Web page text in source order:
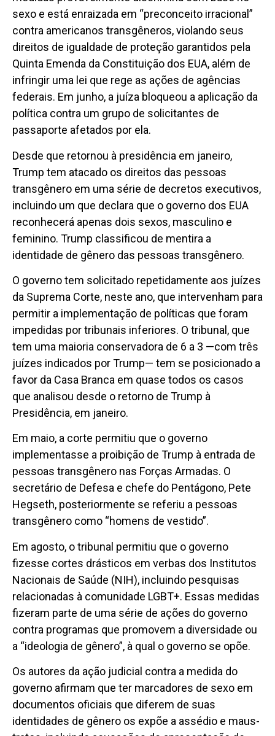
sexo e está enraizada em “preconceito irracional”
contra americanos transgêneros, violando seus
direitos de igualdade de proteção garantidos pela
Quinta Emenda da Constituição dos EUA, além de
infringir uma lei que rege as ações de agências
federais. Em junho, a juíza bloqueou a aplicação da
política contra um grupo de solicitantes de
passaporte afetados por ela.
Desde que retornou à presidência em janeiro,
Trump tem atacado os direitos das pessoas
transgênero em uma série de decretos executivos,
incluindo um que declara que o governo dos EUA
reconhecerá apenas dois sexos, masculino e
feminino. Trump classificou de mentira a
identidade de gênero das pessoas transgênero.
O governo tem solicitado repetidamente aos juízes
da Suprema Corte, neste ano, que intervenham para
permitir a implementação de políticas que foram
impedidas por tribunais inferiores. O tribunal, que
tem uma maioria conservadora de 6 a 3 —com três
juízes indicados por Trump— tem se posicionado a
favor da Casa Branca em quase todos os casos
que analisou desde o retorno de Trump à
Presidência, em janeiro.
Em maio, a corte permitiu que o governo
implementasse a proibição de Trump à entrada de
pessoas transgênero nas Forças Armadas. O
secretário de Defesa e chefe do Pentágono, Pete
Hegseth, posteriormente se referiu a pessoas
transgênero como “homens de vestido”.
Em agosto, o tribunal permitiu que o governo
fizesse cortes drásticos em verbas dos Institutos
Nacionais de Saúde (NIH), incluindo pesquisas
relacionadas à comunidade LGBT+. Essas medidas
fizeram parte de uma série de ações do governo
contra programas que promovem a diversidade ou
a “ideologia de gênero”, à qual o governo se opõe.
Os autores da ação judicial contra a medida do
governo afirmam que ter marcadores de sexo em
documentos oficiais que diferem de suas
identidades de gênero os expõe a assédio e maus-